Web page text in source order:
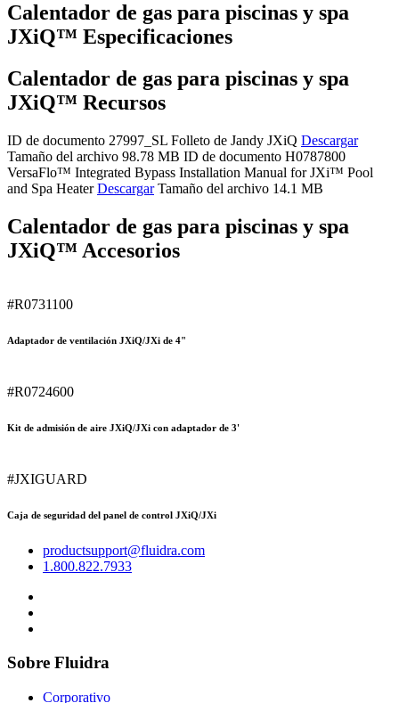
Calentador de gas para piscinas y spa
JXiQ™ Especificaciones
Calentador de gas para piscinas y spa
JXiQ™ Recursos
ID de documento 27997_SL Folleto de Jandy JXiQ Descargar
Tamaño del archivo 98.78 MB ID de documento H0787800
VersaFlo™ Integrated Bypass Installation Manual for JXi™ Pool
and Spa Heater Descargar Tamaño del archivo 14.1 MB
Calentador de gas para piscinas y spa
JXiQ™ Accesorios
#R0731100
Adaptador de ventilación JXiQ/JXi de 4"
#R0724600
Kit de admisión de aire JXiQ/JXi con adaptador de 3'
#JXIGUARD
Caja de seguridad del panel de control JXiQ/JXi
productsupport@fluidra.com
1.800.822.7933
Sobre Fluidra
Corporativo